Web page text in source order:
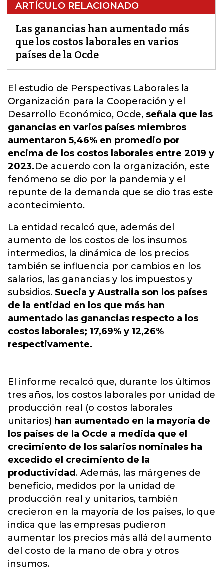
ARTÍCULO RELACIONADO
Las ganancias han aumentado más
que los costos laborales en varios
países de la Ocde
El estudio de Perspectivas Laborales la
Organización para la Cooperación y el
Desarrollo Económico, Ocde, señala que las
ganancias en varios países miembros
aumentaron 5,46% en promedio por
encima de los costos laborales entre 2019 y
2023.De acuerdo con la organización, este
fenómeno se dio por la pandemia y el
repunte de la demanda que se dio tras este
acontecimiento.
La entidad recalcó que, además del
aumento de los costos de los insumos
intermedios, la dinámica de los precios
también se influencia por cambios en los
salarios, las ganancias y los impuestos y
subsidios. Suecia y Australia son los países
de la entidad en los que más han
aumentado las ganancias respecto a los
costos laborales; 17,69% y 12,26%
respectivamente.
El informe recalcó que, durante los últimos
tres años, los costos laborales por unidad de
producción real (o costos laborales
unitarios) han aumentado en la mayoría de
los países de la Ocde a medida que el
crecimiento de los salarios nominales ha
excedido el crecimiento de la
productividad . Además, las márgenes de
beneficio, medidos por la unidad de
producción real y unitarios, también
crecieron en la mayoría de los países, lo que
indica que las empresas pudieron
aumentar los precios más allá del aumento
del costo de la mano de obra y otros
insumos.